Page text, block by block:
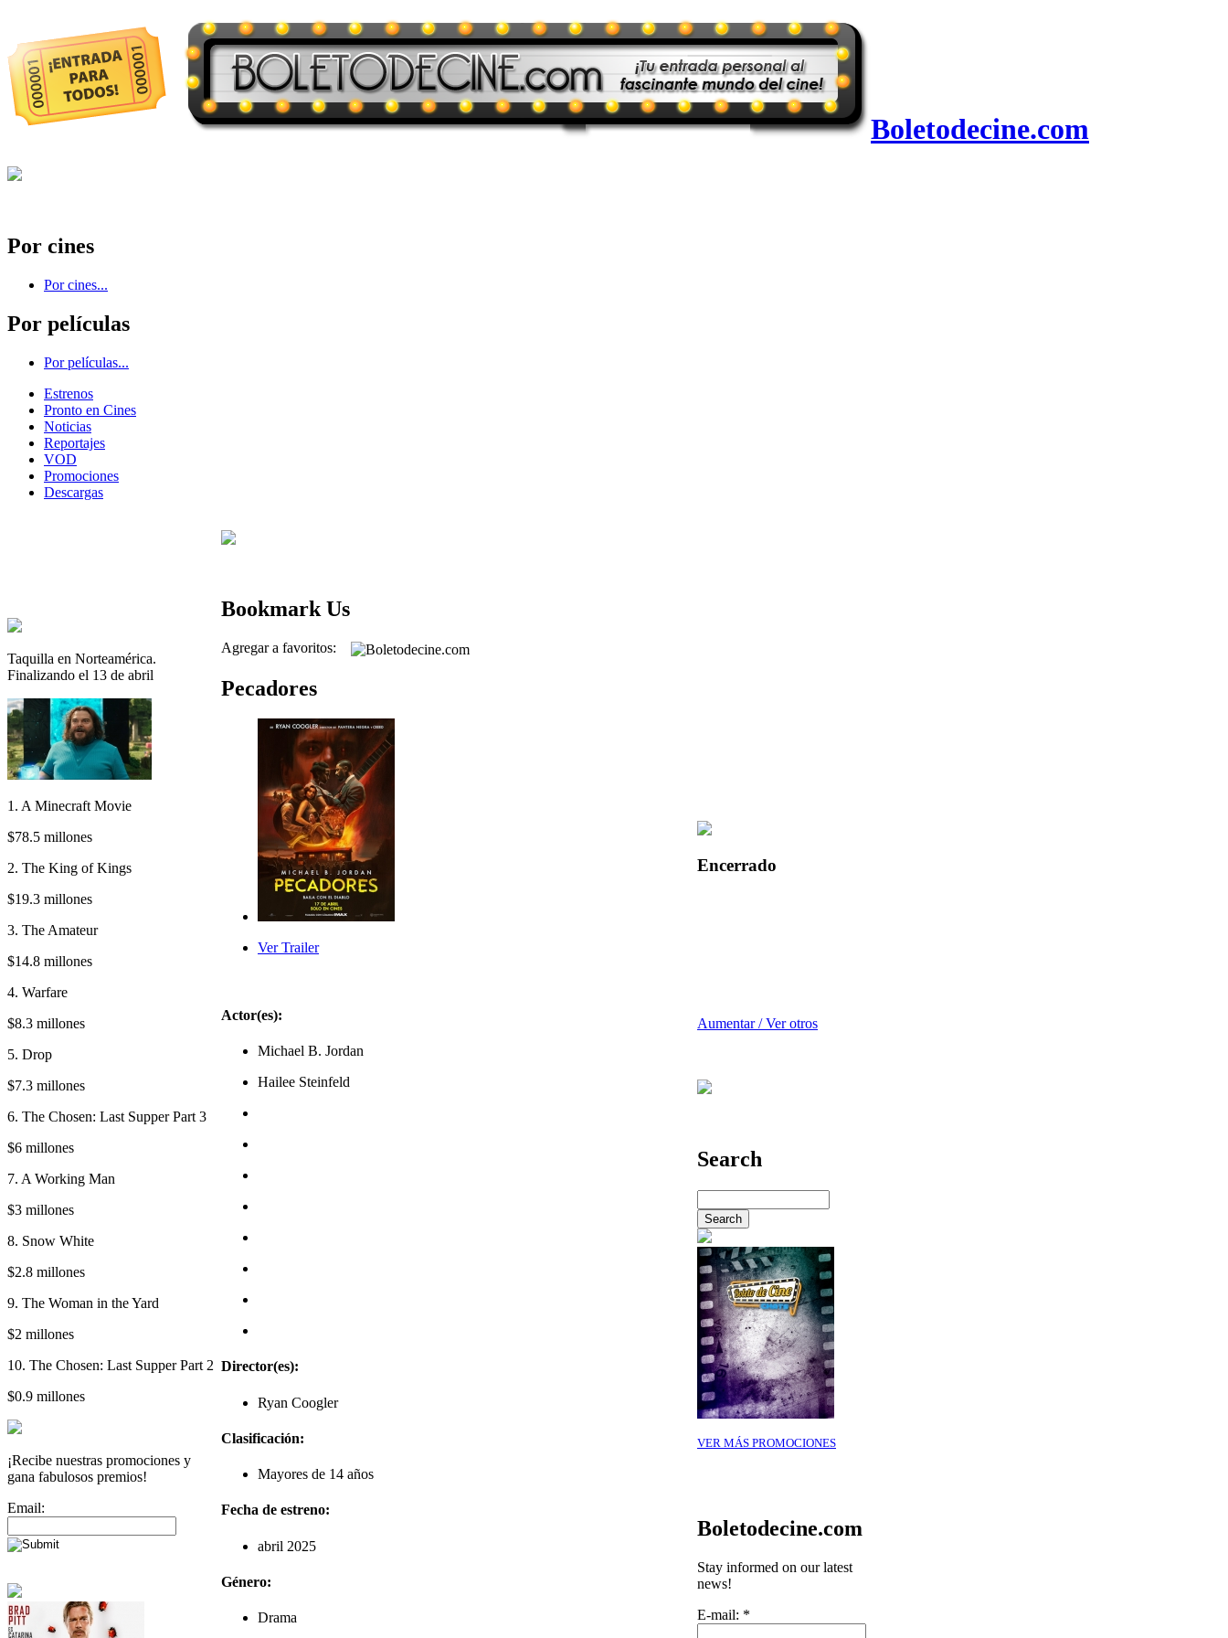
Boletodecine.com
Por cines
Por cines...
Por películas
Por películas...
Estrenos
Pronto en Cines
Noticias
Reportajes
VOD
Promociones
Descargas
Taquilla en Norteamérica.
Finalizando el 13 de abril
1. A Minecraft Movie
$78.5 millones
2. The King of Kings
$19.3 millones
3. The Amateur
$14.8 millones
4. Warfare
$8.3 millones
5. Drop
$7.3 millones
6. The Chosen: Last Supper Part 3
$6 millones
7. A Working Man
$3 millones
8. Snow White
$2.8 millones
9. The Woman in the Yard
$2 millones
10. The Chosen: Last Supper Part 2
$0.9 millones
¡Recibe nuestras promociones y
gana fabulosos premios!
Email:
Bookmark Us
Agregar a favoritos:
Pecadores
Ver Trailer
Actor(es):
Michael B. Jordan
Hailee Steinfeld
Director(es):
Ryan Coogler
Clasificación:
Mayores de 14 años
Fecha de estreno:
abril 2025
Género:
Drama
Encerrado
Aumentar / Ver otros
Search
VER MÁS PROMOCIONES
Boletodecine.com
Stay informed on our latest
news!
E-mail: *